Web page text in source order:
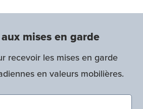
mises en garde
recevoir les mises en garde
en valeurs mobilières.